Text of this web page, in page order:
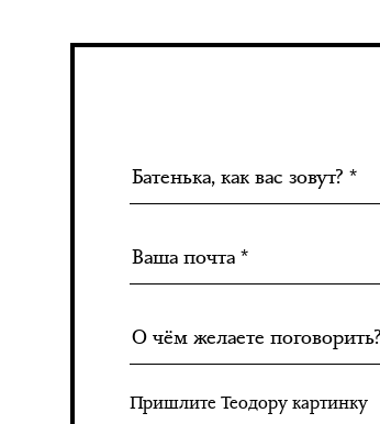
Пришлите Теодору картинку